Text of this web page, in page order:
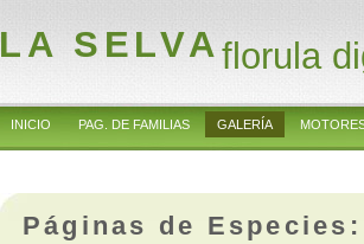
LA SELVAflorula
INICIO PAG. DE FAMILIAS GALERÍA
Páginas de